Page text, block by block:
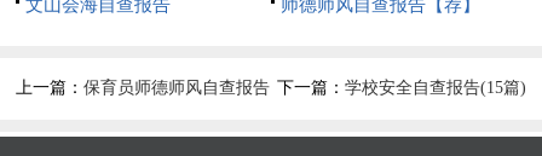
篇文山会海自查报告
师德师风自查报告【荐】
上一篇：保育员师德师风自查报告 下一篇： 学校安全自查报告(15篇)